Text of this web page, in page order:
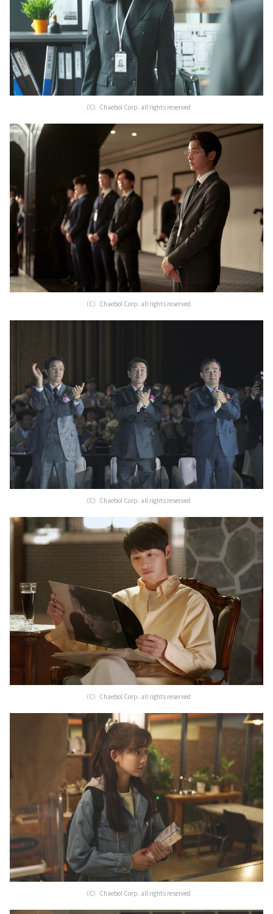
（C）Chaebol Corp. all rights reserved
（C）Chaebol Corp. all rights reserved
（C）Chaebol Corp. all rights reserved
（C）Chaebol Corp. all rights reserved
（C）Chaebol Corp. all rights reserved